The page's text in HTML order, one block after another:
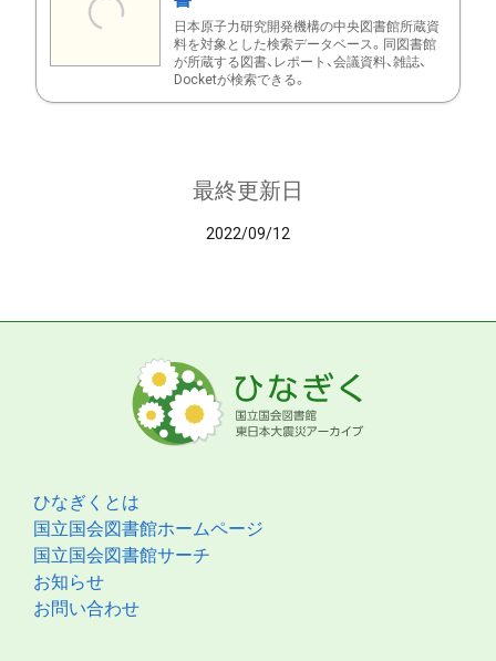
日本原子力研究開発機構の中央図書館所蔵資
料を対象とした検索データベース。同図書館
が所蔵する図書、レポート、会議資料、雑誌、
Docketが検索できる。
最終更新日
2022/09/12
ひなぎくとは
国立国会図書館ホームページ
国立国会図書館サーチ
お知らせ
お問い合わせ